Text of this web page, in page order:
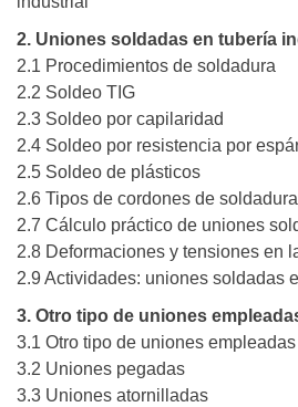
2. Uniones soldadas en tubería
2.1 Procedimientos de soldadura
2.2 Soldeo TIG
2.3 Soldeo por capilaridad
2.4 Soldeo por resistencia por
2.5 Soldeo de plásticos
2.6 Tipos de cordones de soldadura
2.7 Cálculo práctico de uniones
2.8 Deformaciones y tensiones en
2.9 Actividades: uniones soldadas
3. Otro tipo de uniones
3.1 Otro tipo de uniones
3.2 Uniones pegadas
3.3 Uniones atornilladas